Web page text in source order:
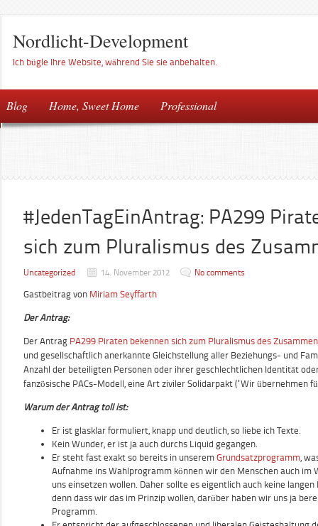
Nordlicht-Development
Ich bügle Ihre Website, während Sie sie anbehalten.
Blog Home, Sweet Home Professional
#JedenTagEinAntrag: PA299
sich zum Pluralismus des
Uncategorized 14. November 2012 No comments
Gastbeitrag von Miriam Seyffarth
Der Antrag:
Der Antrag PA299 Piraten bekennen sich zum Pluralismus des
und gesellschaftlich anerkannte Gleichstellung aller Beziehungs- und
Anzahl der beteiligten Personen oder ihrer geschlechtlichen Identität
fanzösische PACs-Modell, eine Art ziviler Solidarpakt (“Wir übernehmen
Warum der Antrag toll ist:
Er ist glasklar formuliert, knapp und deutlich, so liebe ich Texte.
Kein Wunder, er ist ja auch durchs Liquid gegangen.
Er steht fast exakt so bereits in unserem Grundsatzprogramm,
Aufnahme ins Wahlprogramm können wir den Menschen auch im
uns einsetzen wollen. Daher sollte es eigentlich auch keine langen
denn dass wir das im Prinzip wollen, darüber haben wir uns ja
Programm.